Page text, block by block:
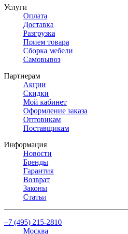
Услуги
Оплата
Доставка
Разгрузка
Прием товара
Сборка мебели
Самовывоз
Партнерам
Акции
Скидки
Мой кабинет
Оформление заказа
Оптовикам
Поставщикам
Информация
Новости
Бренды
Гарантия
Возврат
Законы
Статьи
+7 (495) 215-2810
Москва